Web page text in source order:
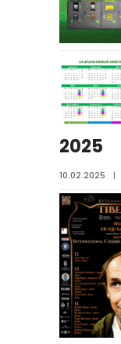
2025
10.02.2025 |